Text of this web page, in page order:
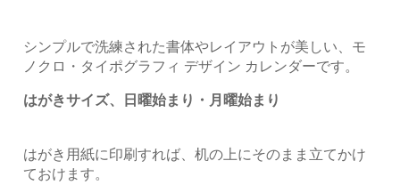
シンプルで洗練された書体やレイアウトが美しい、モ
ノクロ・タイポグラフィ デザイン カレンダーです。
はがきサイズ、日曜始まり・月曜始まり
はがき用紙に印刷すれば、机の上にそのまま立てかけ
ておけます。